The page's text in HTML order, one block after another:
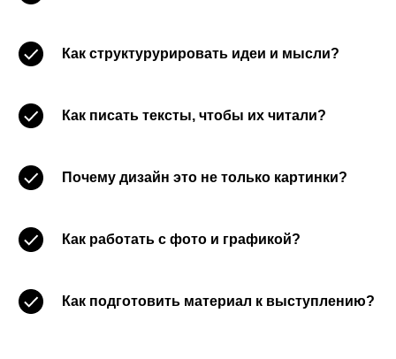
Как структурурировать идеи и мысли?
Как писать тексты, чтобы их читали?
Почему дизайн это не только картинки?
Как работать с фото и графикой?
Как подготовить материал к выступлению?